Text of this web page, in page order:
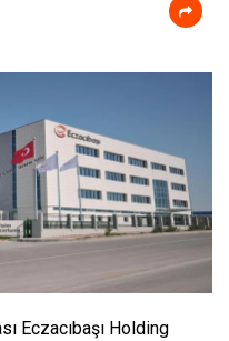
Eczacıbaşı Holding